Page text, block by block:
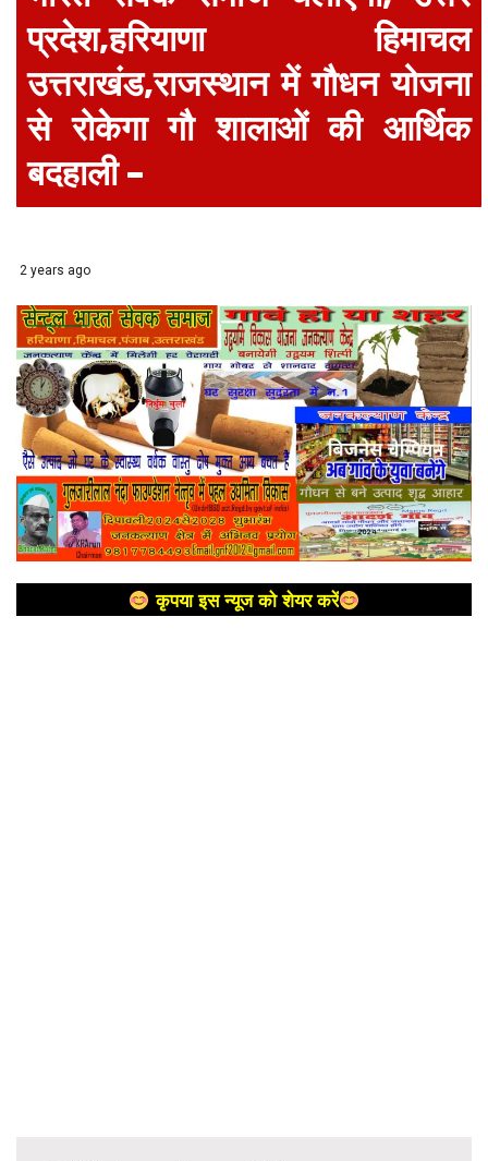
प्रदेश,हरियाणा हिमाचल
उत्तराखंड,राजस्थान में गौधन योजना
से रोकेगा गौ शालाओं की आर्थिक
बदहाली –
2 years ago
कृपया इस न्यूज को शेयर करें